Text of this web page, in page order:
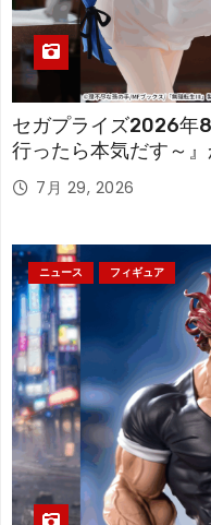
セガプライズ2026年
行ったら本気だす～
アが登場！
7月 29, 2026
ニュース フィギュア